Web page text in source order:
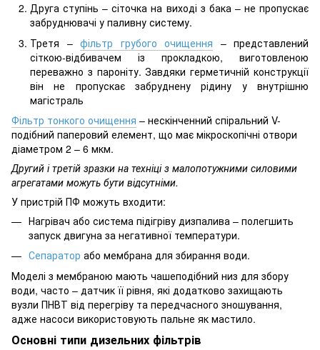
Друга ступінь – сіточка на виході з бака – не пропускає
забруднювачі у паливну систему.
Третя – фільтр грубого очищення – представлений
сіткою-відбивачем із прокладкою, виготовленою
переважно з пароніту. Завдяки герметичній конструкції
він не пропускає забруднену рідину у внутрішню
магістраль
Фільтр тонкого очищення – нескінченний спіральний V-
подібний паперовий елемент, що має мікроскопічні отвори
діаметром 2 – 6 мкм.
Другий і третій зразки на техніці з малопотужними силовими
агрегатами можуть бути відсутніми.
У пристрій ПФ можуть входити:
Нагрівач або система підігріву дизпалива – полегшить
запуск двигуна за негативної температури.
Сепаратор або мембрана для збирання води.
Моделі з мембраною мають чашеподібний низ для збору
води, часто – датчик її рівня, які додатково захищають
вузли ПНВТ від перегріву та передчасного зношування,
адже насоси використовують пальне як мастило.
Основні типи дизельних фільтрів